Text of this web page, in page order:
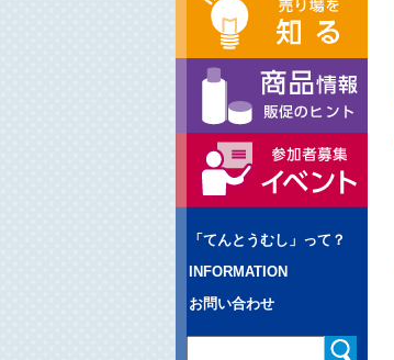
「てんとうむし」って？
INFORMATION
お問い合わせ